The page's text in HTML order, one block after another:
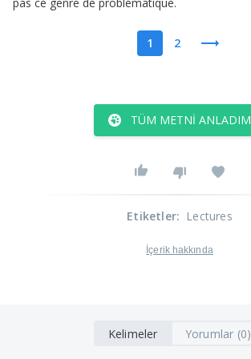
1 2
TÜM METNI ANLADIM
Etiketler: Lectures
İçerik hakkında
Kelimeler Yorumlar (0)